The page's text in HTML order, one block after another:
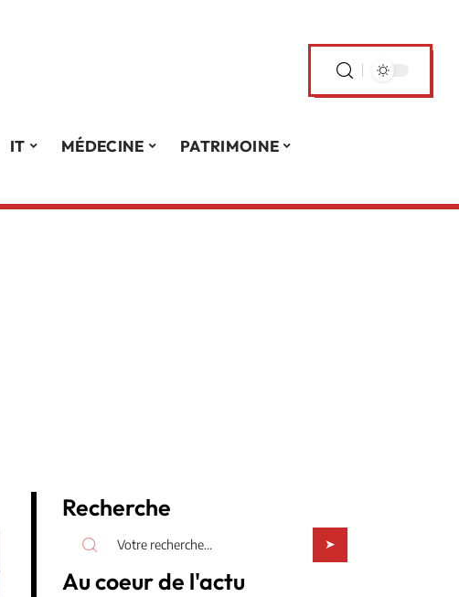
IT MÉDECINE
PATRIMOINE
Recherche
Au coeur de l'actu